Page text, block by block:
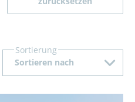
Sortierung
Sortieren nach